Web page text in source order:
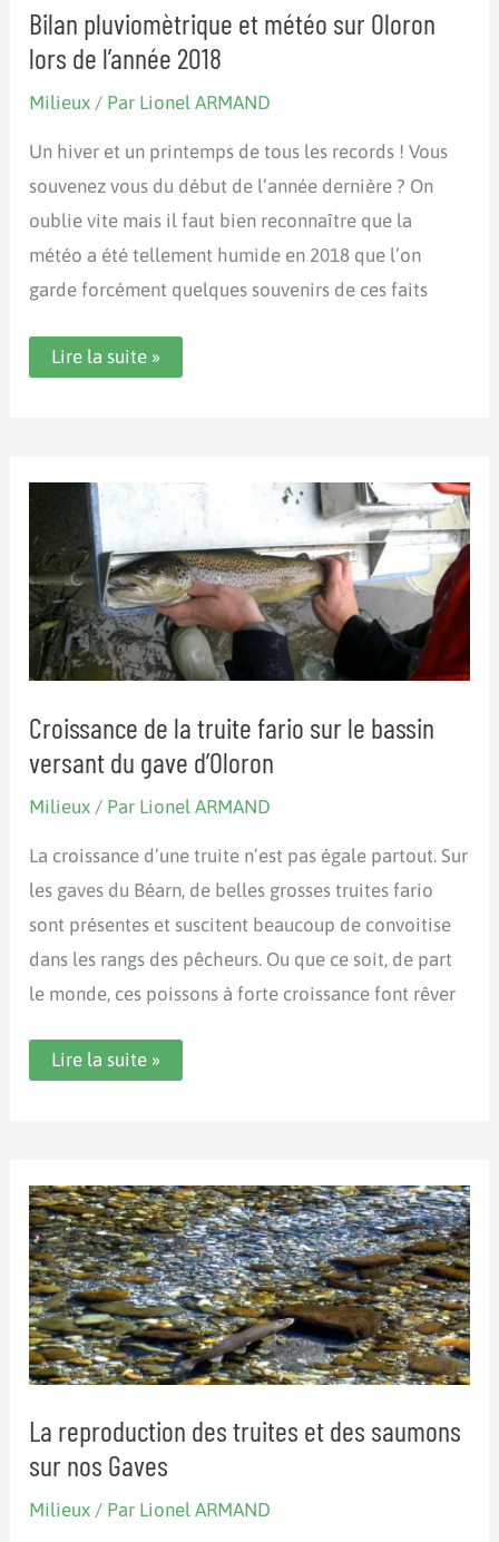
Bilan pluviomètrique et météo sur Oloron
lors de l’année 2018
Milieux / Par Lionel ARMAND
Un hiver et un printemps de tous les records ! Vous
souvenez vous du début de l’année dernière ? On
oublie vite mais il faut bien reconnaître que la
météo a été tellement humide en 2018 que l’on
garde forcément quelques souvenirs de ces faits
Bilan
pluviomètrique
de
l’année
2018
Lire la suite »
Croissance de la truite fario sur le bassin
versant du gave d’Oloron
Milieux / Par Lionel ARMAND
La croissance d’une truite n’est pas égale partout. Sur
les gaves du Béarn, de belles grosses truites fario
sont présentes et suscitent beaucoup de convoitise
dans les rangs des pêcheurs. Ou que ce soit, de part
le monde, ces poissons à forte croissance font rêver
Croissance
de
bassin
versant
du
gave
d’Oloron
Lire la suite »
La reproduction des truites et des saumons
sur nos Gaves
Milieux / Par Lionel ARMAND